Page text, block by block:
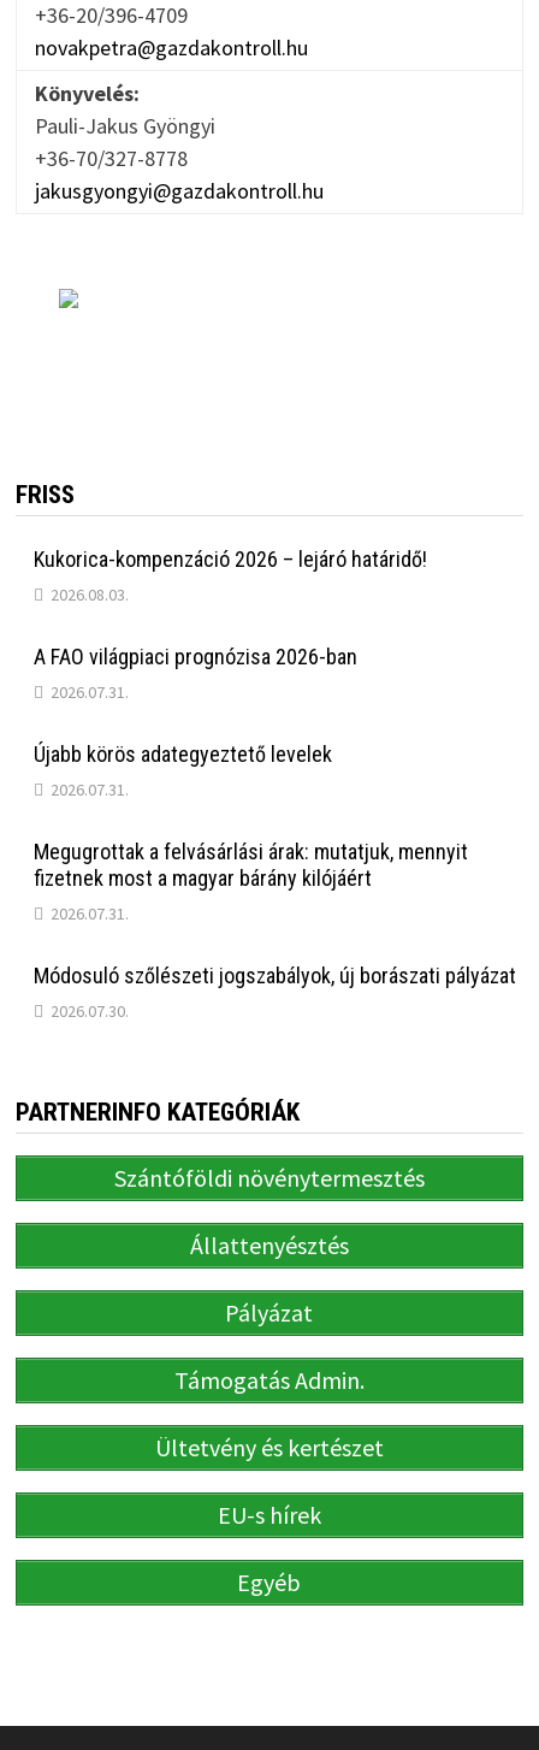
+36-20/396-4709
novakpetra@gazdakontroll.hu
Könyvelés:
Pauli-Jakus Gyöngyi
+36-70/327-8778
jakusgyongyi@gazdakontroll.hu
FRISS
Kukorica-kompenzáció 2026 – lejáró határidő!
2026.08.03.
A FAO világpiaci prognózisa 2026-ban
2026.07.31.
Újabb körös adategyeztető levelek
2026.07.31.
Megugrottak a felvásárlási árak: mutatjuk, mennyit
fizetnek most a magyar bárány kilójáért
2026.07.31.
Módosuló szőlészeti jogszabályok, új borászati pályázat
2026.07.30.
PARTNERINFO KATEGÓRIÁK
Szántóföldi növénytermesztés
Állattenyésztés
Pályázat
Támogatás Admin.
Ültetvény és kertészet
EU-s hírek
Egyéb